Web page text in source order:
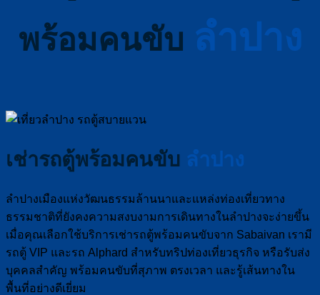
พร้อมคนขับ ลำปาง
เช่ารถตู้พร้อมคนขับ ลำปาง
ลำปางเมืองแห่งวัฒนธรรมล้านนาและแหล่งท่องเที่ยวทาง
ธรรมชาติที่ยังคงความสงบงามการเดินทางในลำปางจะง่ายขึ้น
เมื่อคุณเลือกใช้บริการเช่ารถตู้พร้อมคนขับจาก Sabaivan เรามี
รถตู้ VIP และรถ Alphard สำหรับทริปท่องเที่ยวธุรกิจ หรือรับส่ง
บุคคลสำคัญ พร้อมคนขับที่สุภาพ ตรงเวลา และรู้เส้นทางใน
พื้นที่อย่างดีเยี่ยม